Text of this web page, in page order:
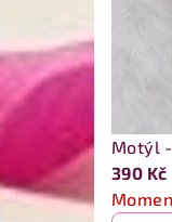
Motýl
390 Kč